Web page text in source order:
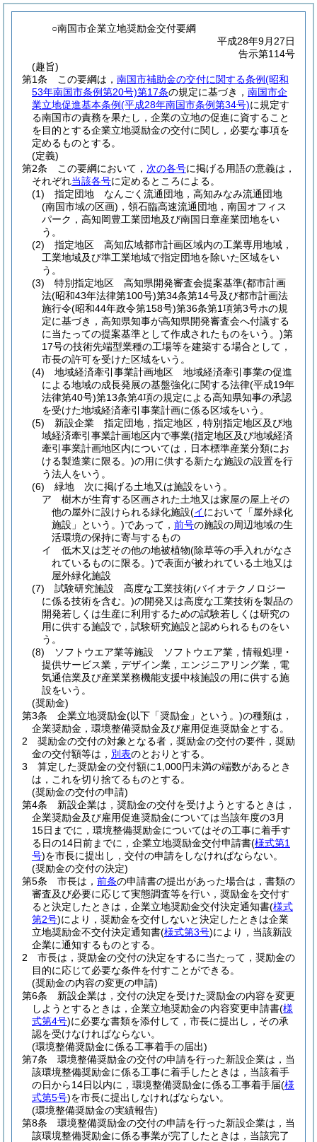
○南国市企業立地奨励金交付要綱
平成28年9月27日
告示第114号
(趣旨)
第1条
この要綱は， 南国市補助金の交付に関する条例(昭和
53年南国市条例第20号)第17条の規定に基づき， 南国市企
業立地促進基本条例(平成28年南国市条例第34号)に規定す
る南国市の責務を果たし，企業の立地の促進に資すること
を目的とする企業立地奨励金の交付に関し，必要な事項を
定めるものとする。
(定義)
第2条
この要綱において， 次の各号に掲げる用語の意義は，
それぞれ当該各号に定めるところによる。
(1)
指定団地 なんごく流通団地，高知みなみ流通団地
(南国市域の区画) ，領石臨高速流通団地，南国オフィス
パーク，高知岡豊工業団地及び南国日章産業団地をい
う。
(2)
指定地区 高知広域都市計画区域内の工業専用地域，
工業地域及び準工業地域で指定団地を除いた区域をい
う。
(3)
特別指定地区 高知県開発審査会提案基準(都市計画
法(昭和43年法律第100号)第34条第14号及び都市計画法
施行令(昭和44年政令第158号)第36条第1項第3号ホの規
定に基づき，高知県知事が高知県開発審査会へ付議する
に当たっての提案基準として作成されたものをいう。)第
17号の技術先端型業種の工場等を建築する場合として，
市長の許可を受けた区域をいう。
(4)
地域経済牽引事業計画地区 地域経済牽引事業の促進
による地域の成長発展の基盤強化に関する法律(平成19年
法律第40号)第13条第4項の規定による高知県知事の承認
を受けた地域経済牽引事業計画に係る区域をいう。
(5)
新設企業 指定団地，指定地区，特別指定地区及び地
域経済牽引事業計画地区内で事業(指定地区及び地域経済
牽引事業計画地区内については，日本標準産業分類にお
ける製造業に限る。)の用に供する新たな施設の設置を行
う法人をいう。
(6)
緑地 次に掲げる土地又は施設をいう。
ア
樹木が生育する区画された土地又は家屋の屋上その
他の屋外に設けられる緑化施設(イにおいて「屋外緑化
施設」という。)であって， 前号の施設の周辺地域の生
活環境の保持に寄与するもの
イ
低木又は芝その他の地被植物(除草等の手入れがなさ
れているものに限る。)で表面が被われている土地又は
屋外緑化施設
(7)
試験研究施設 高度な工業技術(バイオテクノロジー
に係る技術を含む。)の開発又は高度な工業技術を製品の
開発若しくは生産に利用するための試験若しくは研究の
用に供する施設で，試験研究施設と認められるものをい
う。
(8)
ソフトウエア業等施設 ソフトウエア業，情報処理・
提供サービス業，デザイン業，エンジニアリング業，電
気通信業及び産業業務機能支援中核施設の用に供する施
設をいう。
(奨励金)
第3条
企業立地奨励金(以下「奨励金」という。)の種類は，
企業奨励金，環境整備奨励金及び雇用促進奨励金とする。
2
奨励金の交付の対象となる者，奨励金の交付の要件，奨励
金の交付額等は， 別表のとおりとする。
3
算定した奨励金の交付額に1,000円未満の端数があるとき
は，これを切り捨てるものとする。
(奨励金の交付の申請)
第4条
新設企業は，奨励金の交付を受けようとするときは，
企業奨励金及び雇用促進奨励金については当該年度の3月
15日までに，環境整備奨励金についてはその工事に着手す
る日の14日前までに，企業立地奨励金交付申請書(様式第1
号)を市長に提出し，交付の申請をしなければならない。
(奨励金の交付の決定)
第5条
市長は， 前条の申請書の提出があった場合は，書類の
審査及び必要に応じて実態調査等を行い，奨励金を交付す
ると決定したときは，企業立地奨励金交付決定通知書(様式
第2号)により，奨励金を交付しないと決定したときは企業
立地奨励金不交付決定通知書(様式第3号)により，当該新設
企業に通知するものとする。
2
市長は，奨励金の交付の決定をするに当たって，奨励金の
目的に応じて必要な条件を付すことができる。
(奨励金の内容の変更の申請)
第6条
新設企業は，交付の決定を受けた奨励金の内容を変更
しようとするときは，企業立地奨励金の内容変更申請書(様
式第4号)に必要な書類を添付して，市長に提出し，その承
認を受けなければならない。
(環境整備奨励金に係る工事着手の届出)
第7条
環境整備奨励金の交付の申請を行った新設企業は，当
該環境整備奨励金に係る工事に着手したときは，当該着手
の日から14日以内に，環境整備奨励金に係る工事着手届(様
式第5号)を市長に提出しなければならない。
(環境整備奨励金の実績報告)
第8条
環境整備奨励金の交付の申請を行った新設企業は，当
該環境整備奨励金に係る事業が完了したときは，当該完了